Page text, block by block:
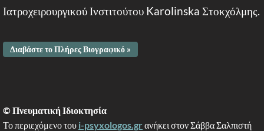
Ιατροχειρουργικού Ινστιτούτου Karolinska Στοκχόλμης.
Διαβάστε το Πλήρες Βιογραφικό »
© Πνευματική Ιδιοκτησία
Το περιεχόμενο του i-psyxologos.grανήκει στον Σάββα Σαλπιστή